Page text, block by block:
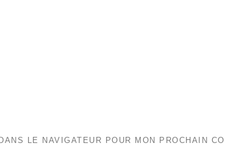
LE NAVIGATEUR POUR MON PROCHAIN